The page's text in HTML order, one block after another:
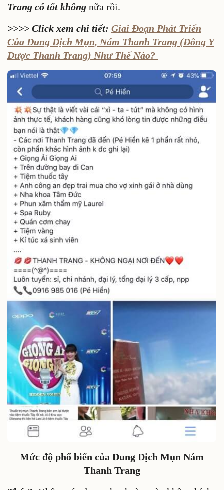
Trang có tốt không nữa rồi.
>>>> Click xem chi tiết: Giai Đoạn Phát Triển
Của Dung Dịch Mụn, Nám Thanh Trang (Đông Y
Dược Thanh Trang) Như Thế Nào?
Mức độ phổ biến của Dung Dịch Mụn Nám
Thanh Trang